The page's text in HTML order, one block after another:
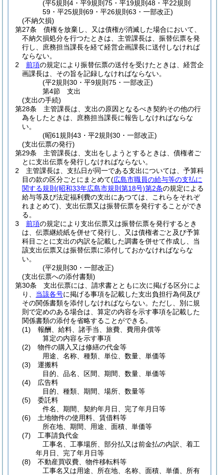
(平5規則4・平9規則75・平19規則48・平22規則
59・平25規則69・平26規則63・一部改正)
(不納欠損)
第27条
債権を放棄し、又は債権が消滅した場合において、
不納欠損処分を行つたときは、主管課長は、振替伝票を発
行し、庶務担当課長を経て経営企画課長に送付しなければ
ならない。
2
前項の規定により振替伝票の送付を受けたときは、経営企
画課長は、その旨を記録しなければならない。
(平2規則30・平9規則75・一部改正)
第4節
支出
(支出の手続)
第28条
主管課長は、支出の原因となるべき契約その他の行
為をしたときは、庶務担当課長に報告しなければならな
い。
(昭61規則43・平2規則30・一部改正)
(支出伝票の発行)
第29条
主管課長は、支出をしようとするときは、債権者ご
とに支出伝票を発行しなければならない。
2
主管課長は、支払日が同一である支出については、予算科
目の款の区分ごとにまとめて(広島市職員の給与等の支払に
関する規則 (昭和33年広島市規則第18号)第2条の規定による
給与等及び法定福利費の支出にあつては、これらをそれぞ
れまとめて) 、支出伝票又は振替伝票を発行することができ
る。
3
前項の規定により支出伝票又は振替伝票を発行するとき
は、伝票継続紙を併せて発行し、又は債権者ごと及び予算
科目ごとに支出の内訳を記載した調書を併せて作成し、当
該支出伝票又は振替伝票に添付しておかなければならな
い。
(平2規則30・一部改正)
(支出伝票への添付書類)
第30条
支出伝票には、請求書とともに次に掲げる区分によ
り、 当該各号に掲げる事項を記載した支出負担行為伺及び
その関係書類を添付しなければならない。 ただし、別に規
則で定めのある場合は、算定の内容を示す事項を記載した
関係書類の添付を省略することができる。
(1)
報酬、給料、諸手当、旅費、費用弁償等
算定の内容を示す事項
(2)
物件の購入又は修繕の代金等
用途、名称、種類、単位、数量、単価等
(3)
運搬料
目的、品名、区間、期間、数量、単価等
(4)
広告料
目的、種類、期間、場所、数量等
(5)
委託料
件名、期間、契約年月日、完了年月日等
(6)
土地物件の使用料、賃借料等
所在地、期間、用途、面積、単価等
(7)
工事請負代金
工事名、工事場所、部分払又は前金払の内訳、着工
年月日、完了年月日等
(8)
不動産買収費、物件移転料等
工事名又は用途、所在地、名称、面積、単価、所有